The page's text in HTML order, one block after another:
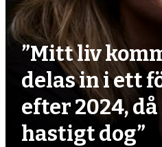
”Mitt liv
delas in i ett
efter 2024,
hastigt dog”